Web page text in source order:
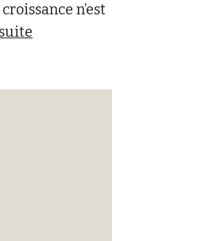
n’est